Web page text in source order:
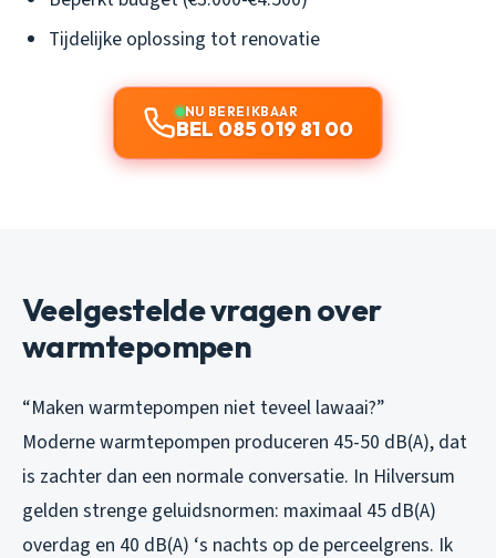
Tijdelijke oplossing tot renovatie
NU BEREIKBAAR
BEL 085 019 81 00
Veelgestelde vragen over
warmtepompen
“Maken warmtepompen niet teveel lawaai?”
Moderne warmtepompen produceren 45-50 dB(A), dat
is zachter dan een normale conversatie. In Hilversum
gelden strenge geluidsnormen: maximaal 45 dB(A)
overdag en 40 dB(A) ‘s nachts op de perceelgrens. Ik